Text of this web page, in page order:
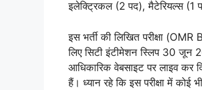
इलेक्ट्रिकल (2 पद), मैटेरियल्स (1
इस भर्ती की लिखित परीक्षा
लिए सिटी इंटीमेशन स्लिप 30 जून
आधिकारिक वेबसाइट पर लाइव कर
हैं। ध्यान रहे कि इस परीक्षा में कोई